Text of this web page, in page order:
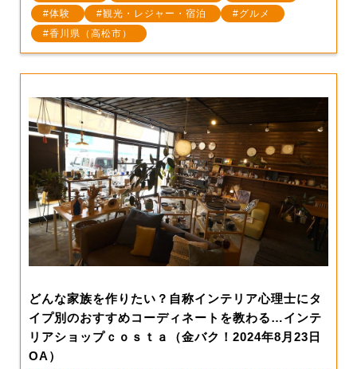
体験
観光・レジャー・宿泊
グルメ
香川県（高松市）
どんな家族を作りたい？自称インテリア心理士にタ
イプ別のおすすめコーディネートを教わる…インテ
リアショップｃｏｓｔａ（金バク！2024年8月23日
OA）